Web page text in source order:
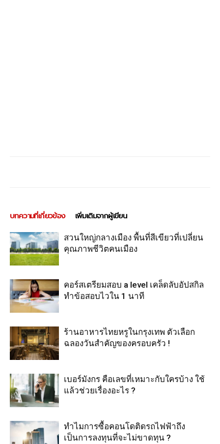
บทความที่เกี่ยวข้อง เพิ่มเติมจากผู้เขียน
สวนใหญ่กลางเมือง พื้นที่สีเขียวที่เปลี่ยน
คุณภาพชีวิตคนเมือง
คอร์สเตรียมสอบ a level เคล็ดลับอัปสกิล
ทำข้อสอบไวใน 1 นาที
ร้านอาหารไทยหรูในกรุงเทพ ตัวเลือก
ฉลองวันสำคัญของครอบครัว !
เบอร์มังกร คือเลขที่เหมาะกับใครบ้าง ใช้
แล้วช่วยเรื่องอะไร ?
ทำไมการซื้อคอนโดติดรถไฟฟ้าถึง
เป็นการลงทุนที่จะไม่ขาดทุน ?